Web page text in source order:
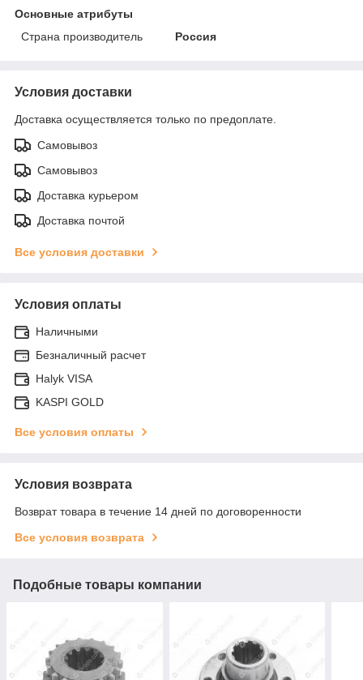
Основные атрибуты
Страна производитель
Россия
Условия доставки
Доставка осуществляется только по предоплате.
Самовывоз
Самовывоз
Доставка курьером
Доставка почтой
Все условия доставки
Условия оплаты
Наличными
Безналичный расчет
Halyk VISA
KASPI GOLD
Все условия оплаты
Условия возврата
Возврат товара в течение 14 дней по договоренности
Все условия возврата
Подобные товары компании